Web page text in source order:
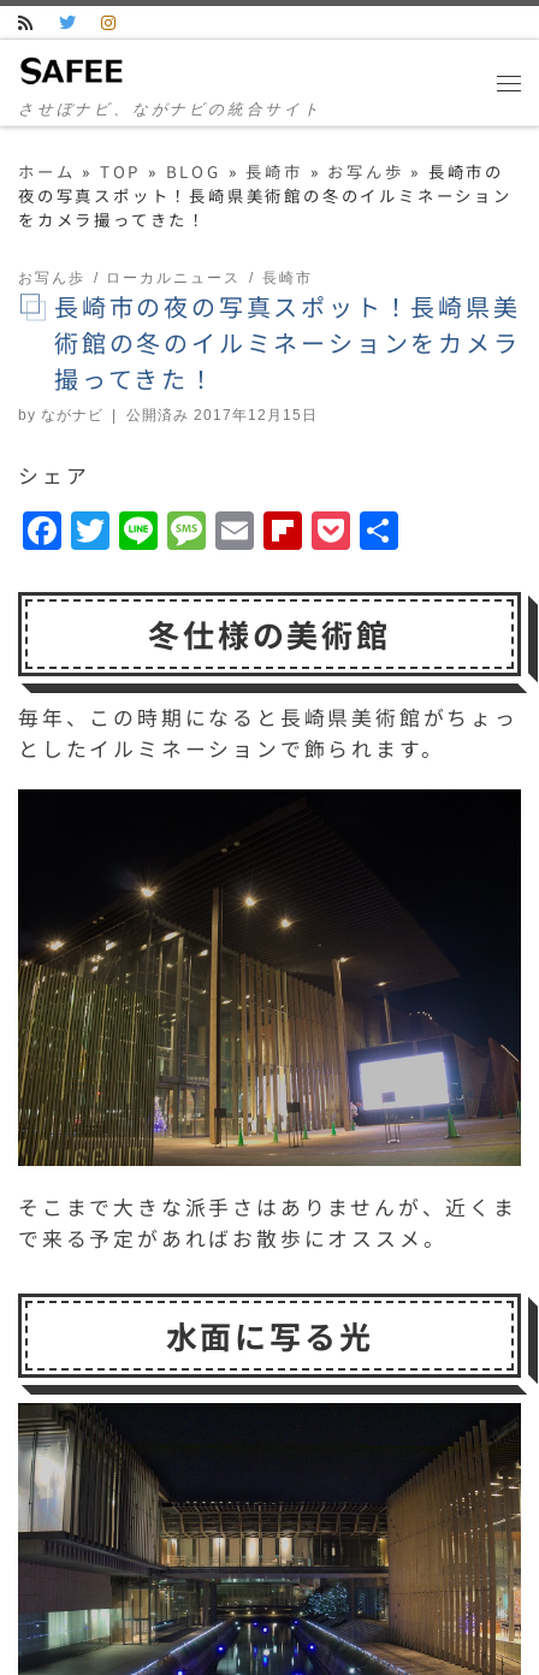
コンテンツへスキップ
させぼナビ、ながナビの統合サイト
ホーム » TOP » BLOG » 長崎市 » お写ん歩 » 長崎市の
夜の写真スポット！長崎県美術館の冬のイルミネーション
をカメラ撮ってきた！
お写ん歩 ローカルニュース 長崎市
長崎市の夜の写真スポット！長崎県美
術館の冬のイルミネーションをカメラ
撮ってきた！
by ながナビ | 公開済み 2017年12月15日
シェア
F
c
b
o
o
k
T
it
e
r
Li
e
M
s
s
a
g
e
E
a
il
F
p
b
o
a
r
d
P
c
k
e
t
冬仕様の美術館
毎年、この時期になると長崎県美術館がちょっ
としたイルミネーションで飾られます。
そこまで大きな派手さはありませんが、近くま
で来る予定があればお散歩にオススメ。
水面に写る光